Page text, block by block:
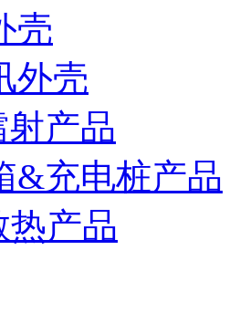
壳
外壳
产品
&充电桩产品
热产品